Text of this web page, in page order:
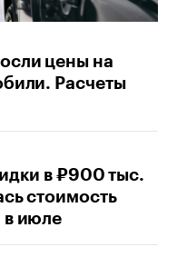
цены на
Расчеты
в ₽900 тыс.
стоимость
июле